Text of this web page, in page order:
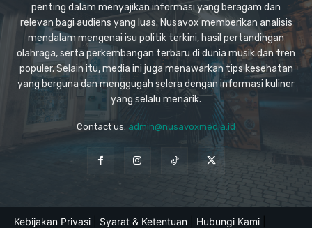
penting dalam menyajikan informasi yang beragam dan
relevan bagi audiens yang luas. Nusavox memberikan analisis
mendalam mengenai isu politik terkini, hasil pertandingan
olahraga, serta perkembangan terbaru di dunia musik dan tren
populer. Selain itu, media ini juga menawarkan tips kesehatan
yang berguna dan menggugah selera dengan informasi kuliner
yang selalu menarik.
Contact us: admin@nusavoxmedia.id
Kebijakan Privasi Syarat & Ketentuan Hubungi Kami